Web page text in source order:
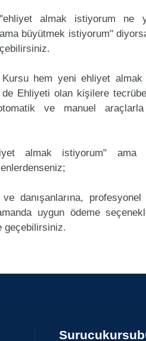
almak istiyorum ne
büyütmek istiyorum"
hem yeni ehliyet
Ehliyeti olan kişilere
ve manuel
almak istiyorum" ama
ve danışanlarına,
uygun ödeme
geçebilirsiniz.